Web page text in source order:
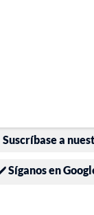
Suscríbase a
Síganos en